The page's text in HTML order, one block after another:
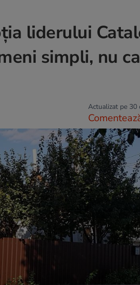
liderului
simpli, nu
Actualizat pe 30